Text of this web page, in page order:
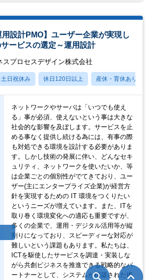
用設計PMO】ユーザー企業が実現し
ービスの選定～運用設計
スプロセスデザイン株式会社
土日祝休み 休日120日以上 産休・育休あり
ネットワークやサーバは「いつでも使え
る」事が必須、使えないという事は大きな
社会的な影響を及ぼします。サービスを止
める事なく提供し続ける為には、有事の際
も対処できる環境を設計する必要がありま
す。しかし技術の発展に伴い、どんなセキ
ュリティ、ネットワークを使いたいか、等
は企業ごとの個別性がでてきており、ユー
ザー(主にエンタープライズ企業)が経営方
針を実現するための IT 環境をつくりたい
というニーズが増えています。また、ITを
取り巻く環境変化への適応も重要ですが、
多くの企業で、運用・デジタル活用等が縦
割りになっており、スピーディーな対応が
難しいという課題もあります。私たちは、
ICTを駆使したサービスを調達・実装しな
がら共創ビジネスを推進できる戦略的なパ
ートナーとして、システムが構築された後